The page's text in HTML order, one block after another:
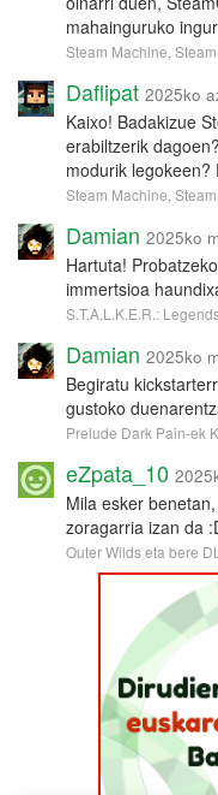
mahainguruko
Steam Machine,
Daflipat 2025ko
Kaixo! Badakizue
erabiltzerik
modurik
Steam Machine,
Damian 2025ko
Hartuta!
immertsioa
S.T.A.L.K.E.R.:
Damian 2025ko
Begiratu
gustoko
Prelude Dark Pain-ek
eZpata_10
Mila esker
zoragarria izan da
Outer Wilds eta bere